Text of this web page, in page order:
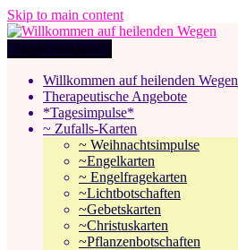
Skip to main content
Toggle navigation
Willkommen auf heilenden Wegen
Therapeutische Angebote
*Tagesimpulse*
~ Zufalls-Karten
~ Weihnachtsimpulse
~Engelkarten
~ Engelfragekarten
~Lichtbotschaften
~Gebetskarten
~Christuskarten
~Pflanzenbotschaften